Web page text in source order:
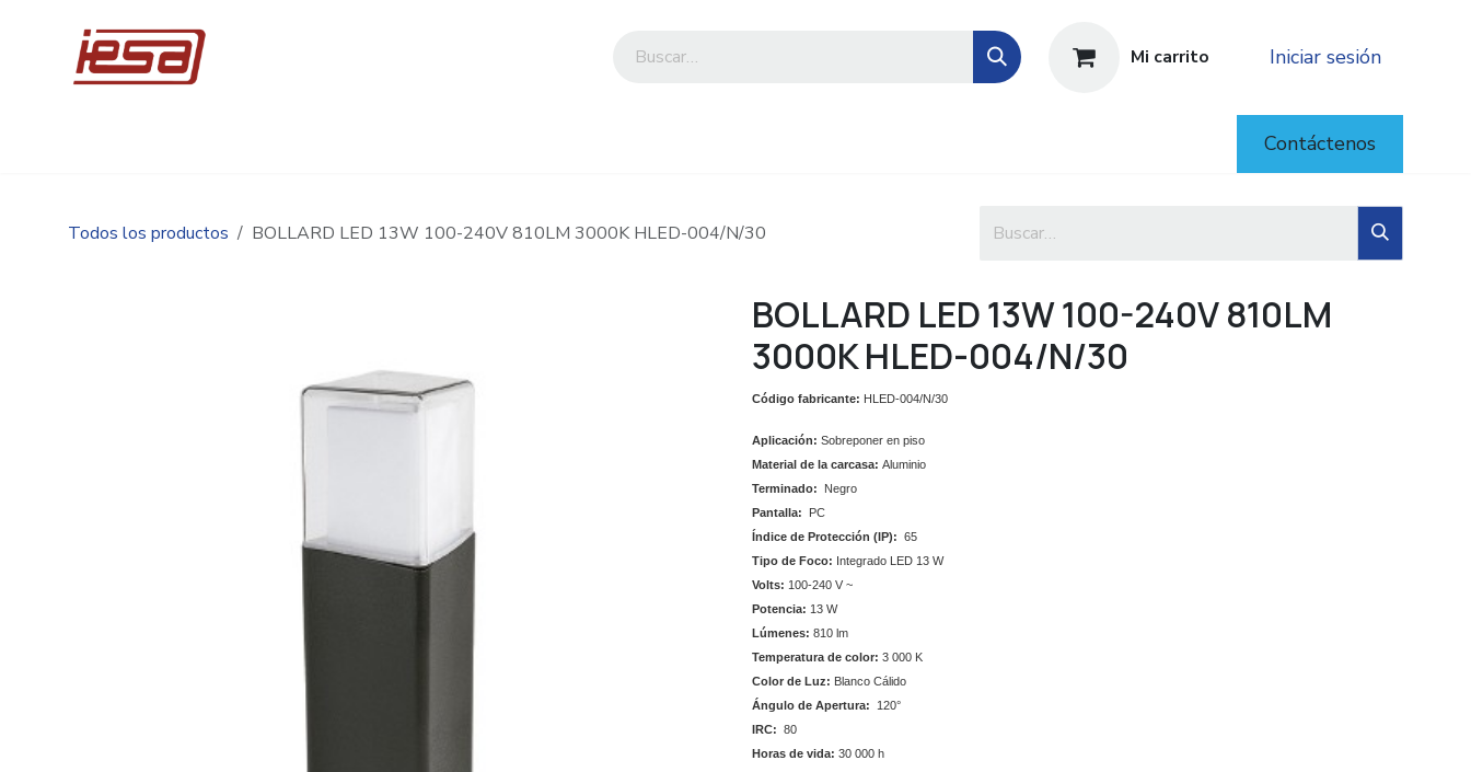
Mi carrito
Iniciar sesión
Contáctenos
Todos los productos BOLLARD LED 13W 100-240V 810LM 3000K HLED-004/N/30
BOLLARD LED 13W 100-240V 810LM
3000K HLED-004/N/30
Código fabricante: HLED-004/N/30
Aplicación: Sobreponer en piso
Material de la carcasa: Aluminio
Terminado:
Negro
Pantalla:
PC
Índice de Protección (IP): 65
Tipo de Foco: Integrado LED 13 W
Volts: 100-240 V ~
Potencia: 13 W
Lúmenes: 810 lm
Temperatura de color: 3 000 K
Color de Luz: Blanco Cálido
Ángulo de Apertura:
120°
IRC: 80
Horas de vida: 30 000 h